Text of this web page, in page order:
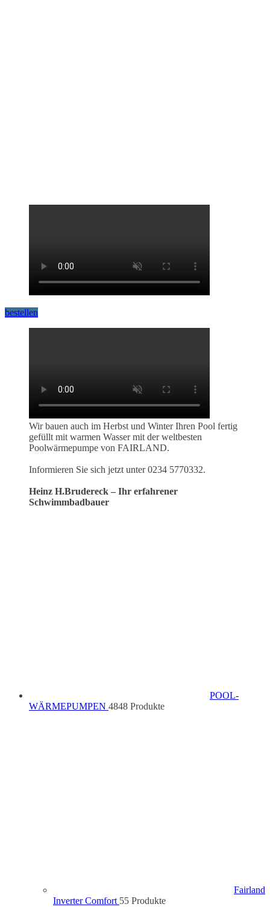
bestellen
Wir bauen auch im Herbst und Winter Ihren Pool fertig
gefüllt mit warmen Wasser mit der weltbesten
Poolwärmepumpe von FAIRLAND.
Informieren Sie sich jetzt unter 0234 5770332.
Heinz H.Brudereck – Ihr erfahrener
Schwimmbadbauer
POOL-
WÄRMEPUMPEN 4848 Produkte
Fairland
Inverter Comfort 55 Produkte